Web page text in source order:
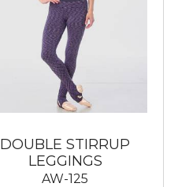
DOUBLE STIRRUP
LEGGINGS
AW-125